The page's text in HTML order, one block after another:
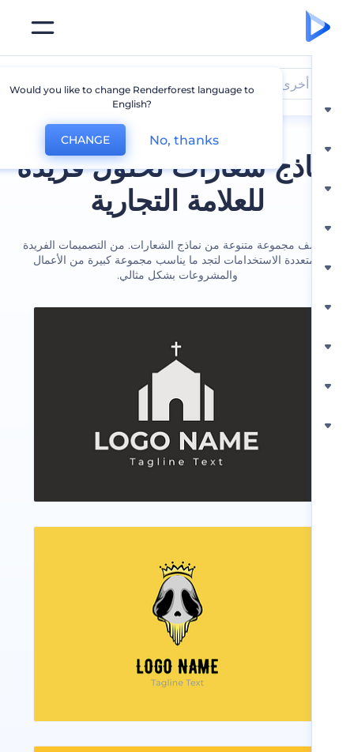
شعارات لحلول فريدة
للعلامة التجارية
مجموعة متنوعة من نماذج الشعارات. من التصميمات الفريدة
الاستخدامات لتجد ما يناسب مجموعة كبيرة من الأعمال
والمشروعات بشكل مثالي.
Would you like to change Renderforest language to
CHANGE No, thanks